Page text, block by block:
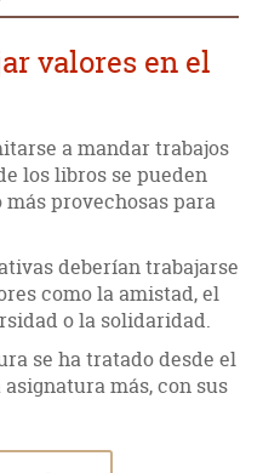
valores en el
a mandar trabajos
los libros se pueden
provechosas para
deberían trabajarse
como la amistad, el
o la solidaridad.
se ha tratado desde el
más, con sus